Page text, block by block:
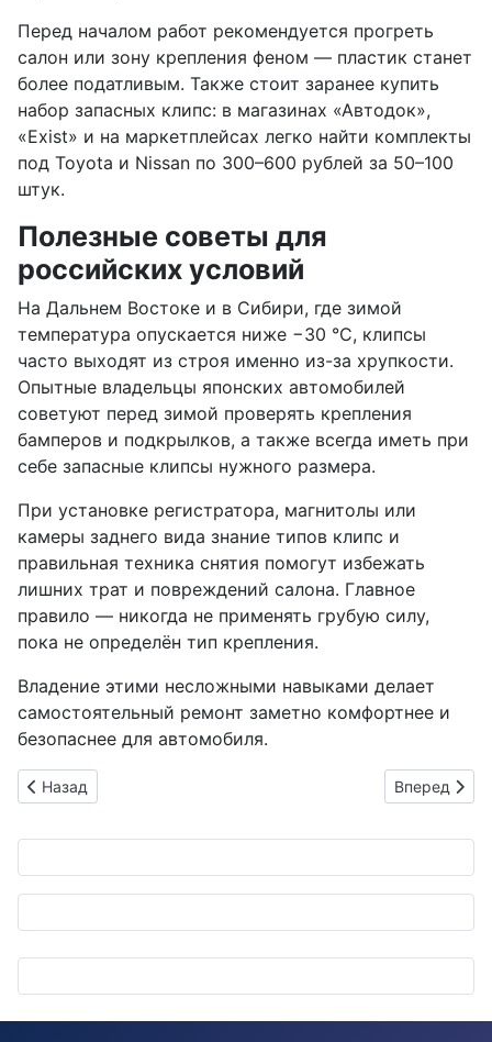
Перед началом работ рекомендуется прогреть
салон или зону крепления феном — пластик станет
более податливым. Также стоит заранее купить
набор запасных клипс: в магазинах «Автодок»,
«Exist» и на маркетплейсах легко найти комплекты
под Toyota и Nissan по 300–600 рублей за 50–100
штук.
Полезные советы для
российских условий
На Дальнем Востоке и в Сибири, где зимой
температура опускается ниже −30 °C, клипсы
часто выходят из строя именно из-за хрупкости.
Опытные владельцы японских автомобилей
советуют перед зимой проверять крепления
бамперов и подкрылков, а также всегда иметь при
себе запасные клипсы нужного размера.
При установке регистратора, магнитолы или
камеры заднего вида знание типов клипс и
правильная техника снятия помогут избежать
лишних трат и повреждений салона. Главное
правило — никогда не применять грубую силу,
пока не определён тип крепления.
Владение этими несложными навыками делает
самостоятельный ремонт заметно комфортнее и
безопаснее для автомобиля.
Предыдущий: Subaru BRZ может стать электрическим:
Назад Следующий:
Вперед